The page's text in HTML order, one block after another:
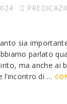
sia
parlato
ma anche ai
l’incontro di …